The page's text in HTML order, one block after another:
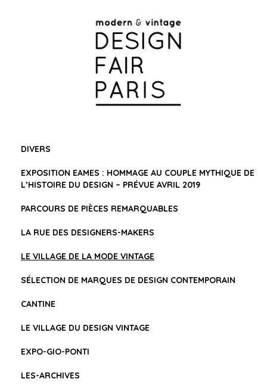
PARCOURS DE
DIVERS
EXPOSITION EAMES : HOMMAGE AU COUPLE MYTHIQUE DE
L’HISTOIRE DU DESIGN – PRÉVUE AVRIL 2019
PARCOURS DE PIÈCES REMARQUABLES
LA RUE DES DESIGNERS-MAKERS
LE VILLAGE DE LA MODE VINTAGE
SÉLECTION DE MARQUES DE DESIGN CONTEMPORAIN
CANTINE
LE VILLAGE DU DESIGN VINTAGE
EXPO-GIO-PONTI
LES-ARCHIVES